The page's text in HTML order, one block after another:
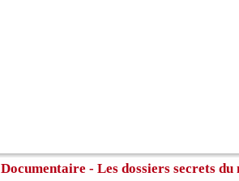
Documentaire - Les dossiers secrets du